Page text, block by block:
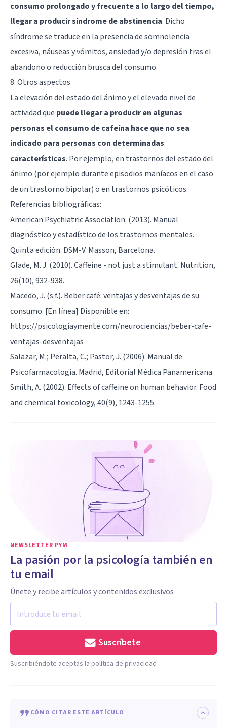
consumo prolongado y frecuente a lo largo del tiempo,
llegar a producir síndrome de abstinencia. Dicho
síndrome se traduce en la presencia de somnolencia
excesiva, náuseas y vómitos, ansiedad y/o depresión tras el
abandono o reducción brusca del consumo.
8. Otros aspectos
La elevación del estado del ánimo y el elevado nivel de
actividad que puede llegar a producir en algunas
personas el consumo de cafeína hace que no sea
indicado para personas con determinadas
características. Por ejemplo, en trastornos del estado del
ánimo (por ejemplo durante episodios maníacos en el caso
de un trastorno bipolar) o en trastornos psicóticos.
Referencias bibliográficas:
American Psychiatric Association. (2013). Manual
diagnóstico y estadístico de los trastornos mentales.
Quinta edición. DSM-V. Masson, Barcelona.
Glade, M. J. (2010). Caffeine - not just a stimulant. Nutrition,
26(10), 932-938.
Macedo, J. (s.f.). Beber café: ventajas y desventajas de su
consumo. [En línea] Disponible en:
https://psicologiaymente.com/neurociencias/beber-cafe-
ventajas-desventajas
Salazar, M.; Peralta, C.; Pastor, J. (2006). Manual de
Psicofarmacología. Madrid, Editorial Médica Panamericana.
Smith, A. (2002). Effects of caffeine on human behavior. Food
and chemical toxicology, 40(9), 1243-1255.
NEWSLETTER PYM
La pasión por la psicología también en
tu email
Únete y recibe artículos y contenidos exclusivos
Suscríbete
Suscribiéndote aceptas la política de privacidad
CÓMO CITAR ESTE ARTÍCULO